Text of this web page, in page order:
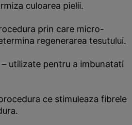
culoarea pielii.
prin care micro-
regenerarea tesutului.
– utilizate pentru a imbunatati
ce stimuleaza fibrele